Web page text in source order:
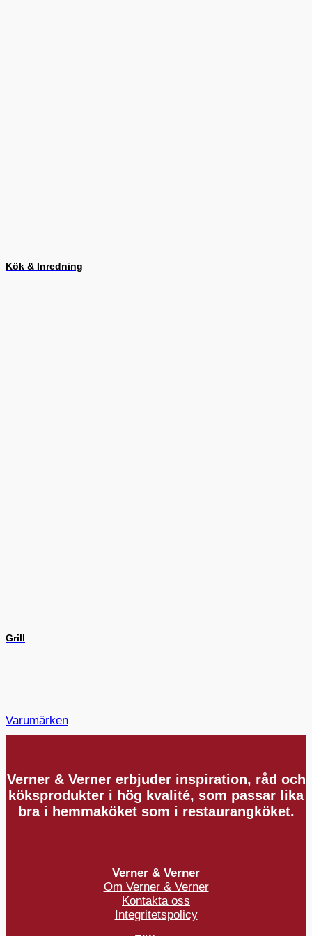
Kök & Inredning
Grill
Varumärken
Verner & Verner erbjuder inspiration, råd och
köksprodukter i hög kvalité, som passar lika
bra i hemmaköket som i restaurangköket.
Verner & Verner
Om Verner & Verner
Kontakta oss
Integritetspolicy